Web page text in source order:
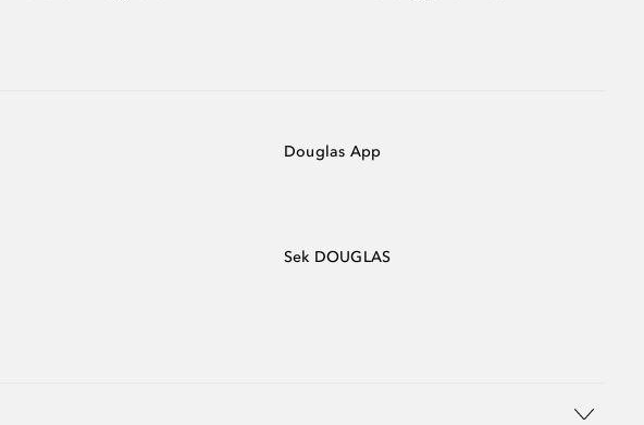
Douglas App
Sek DOUGLAS